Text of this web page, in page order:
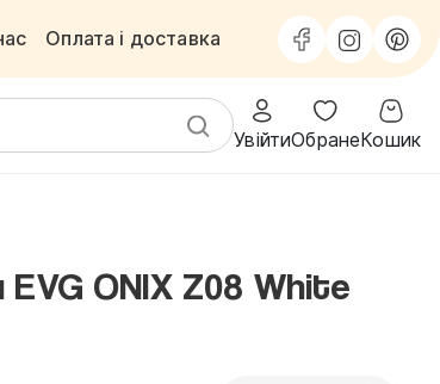
Оплата і доставка
УвійтиОбранеКошик
ONIX Z08 White